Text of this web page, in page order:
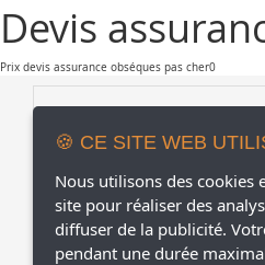
Devis
Prix devis assurance obséques pas cher0
RAPPEL
🍪 CE SITE WEB
Nous utilisons des cookies
site pour réaliser des
diffuser de la publicité.
pendant une durée